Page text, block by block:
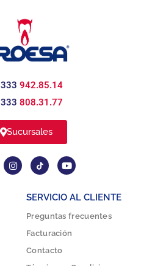
333 942.85.14
333 808.31.77
Sucursales
SERVICIO AL CLIENTE
Preguntas frecuentes
Facturación
Contacto